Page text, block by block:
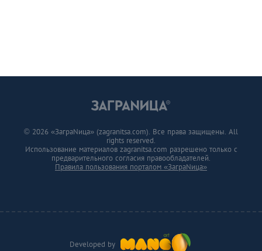
Developed by
© 2026 «ЗаграNица» (zagranitsa.com). Все права защищены. All
rights reserved.
Использование материалов zagranitsa.com разрешено только с
предварительного согласия правообладателей.
Правила пользования порталом «ЗаграNица»